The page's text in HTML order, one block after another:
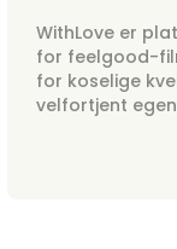
WithLove er
for feelgood-
for koselige
velfortjent